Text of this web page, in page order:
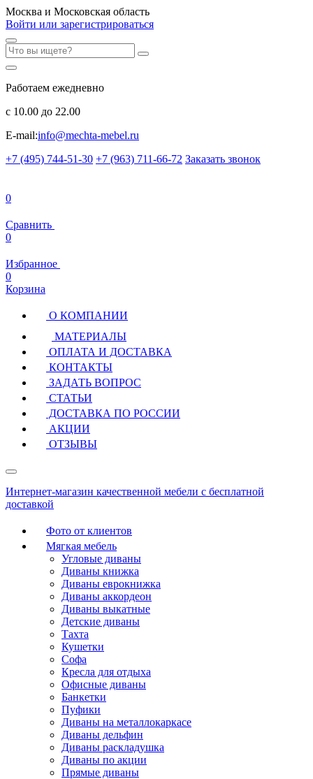
Москва и Московская область
Войти или зарегистрироваться
Работаем ежедневно
с 10.00 до 22.00
E-mail:info@mechta-mebel.ru
+7 (495) 744-51-30 +7 (963) 711-66-72 Заказать звонок
0
Сравнить
0
Избранное
0
Корзина
О КОМПАНИИ
МАТЕРИАЛЫ
ОПЛАТА И ДОСТАВКА
КОНТАКТЫ
ЗАДАТЬ ВОПРОС
СТАТЬИ
ДОСТАВКА ПО РОССИИ
АКЦИИ
ОТЗЫВЫ
Интернет-магазин качественной мебели с бесплатной
доставкой
Фото от клиентов
Мягкая мебель
Угловые диваны
Диваны книжка
Диваны еврокнижка
Диваны аккордеон
Диваны выкатные
Детские диваны
Тахта
Кушетки
Софа
Кресла для отдыха
Офисные диваны
Банкетки
Пуфики
Диваны на металлокаркасе
Диваны дельфин
Диваны раскладушка
Диваны по акции
Прямые диваны